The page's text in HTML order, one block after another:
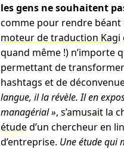
les gens ne souhaitent
comme pour rendre béant
moteur de traduction Kagi
quand même !) n’importe
permettant de
hashtags et de
langue, il la révèle. Il en
managérial », s’amusaitla
étuded’un chercheur en
d’entreprise. Une étude qui